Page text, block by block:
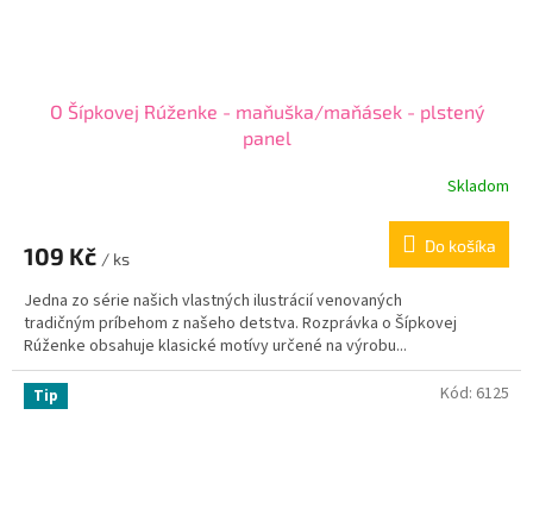
O Šípkovej Rúženke - maňuška/maňásek - plstený
panel
Skladom
109 Kč / ks
Do košíka
Jedna zo série našich vlastných ilustrácií venovaných
tradičným príbehom z našeho detstva. Rozprávka o Šípkovej
Rúženke obsahuje klasické motívy určené na výrobu...
Tip Kód: 6125